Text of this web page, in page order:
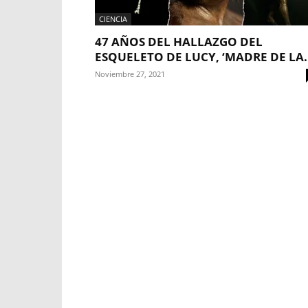
CIENCIA
47 AÑOS DEL HALLAZGO DEL
ESQUELETO DE LUCY, ‘MADRE DE
Noviembre 27, 2021